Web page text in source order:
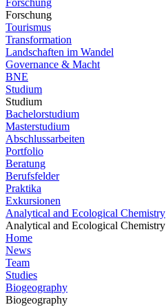
Forschung
Forschung
Tourismus
Transformation
Landschaften im Wandel
Governance & Macht
BNE
Studium
Studium
Bachelorstudium
Masterstudium
Abschlussarbeiten
Portfolio
Beratung
Berufsfelder
Praktika
Exkursionen
Analytical and Ecological Chemistry
Analytical and Ecological Chemistry
Home
News
Team
Studies
Biogeography
Biogeography